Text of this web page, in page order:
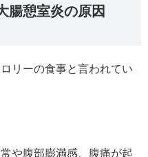
憩室炎の原因
リーの食事と言われてい
や腹部膨満感、腹痛が起